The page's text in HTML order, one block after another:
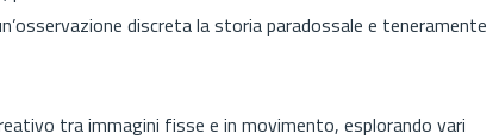
discreta la storia paradossale e teneramente
tra immagini fisse e in movimento, esplorando vari